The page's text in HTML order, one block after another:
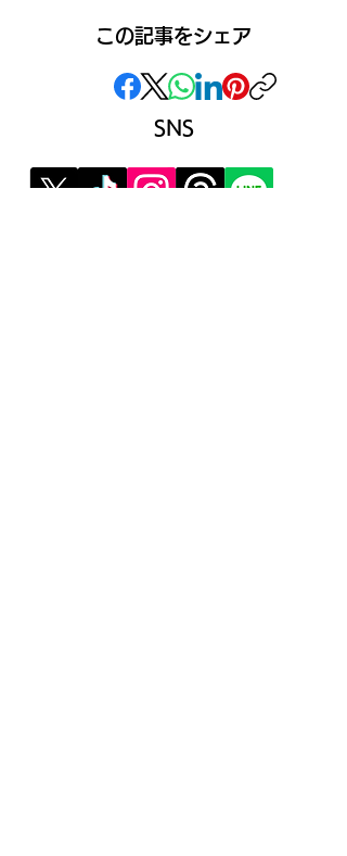
この記事をシェア
SNS